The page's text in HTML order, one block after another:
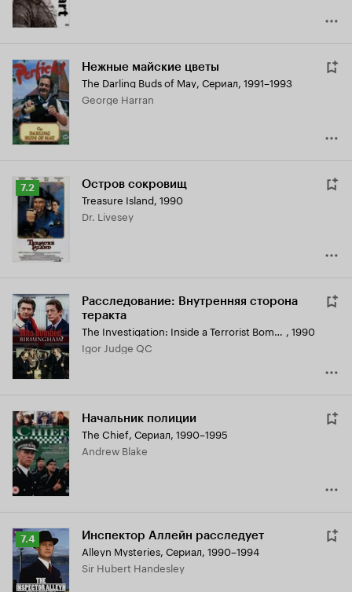
Нежные майские цветы
The Darling Buds of May, Сериал, 1991–1993
George Harran
Рейтинг
Кинопоиска
7.2
7.2 Остров сокровищ
Treasure Island, 1990
Dr. Livesey
Расследование: Внутренняя сторона
теракта
The Investigation: Inside a Terrorist Bombing , 1990
Igor Judge QC
Начальник полиции
The Chief, Сериал, 1990–1995
Andrew Blake
Рейтинг
Кинопоиска
7.4
7.4 Инспектор Аллейн расследует
Alleyn Mysteries, Сериал, 1990–1994
Sir Hubert Handesley